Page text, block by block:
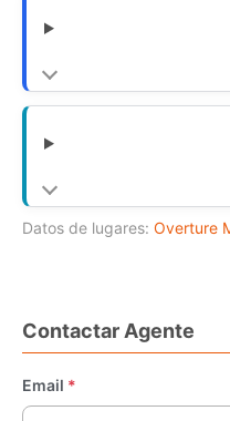
Datos de lugares: Overture
Contactar Agente
Email *